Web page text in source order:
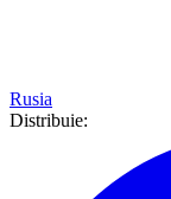
Rusia
Distribuie: